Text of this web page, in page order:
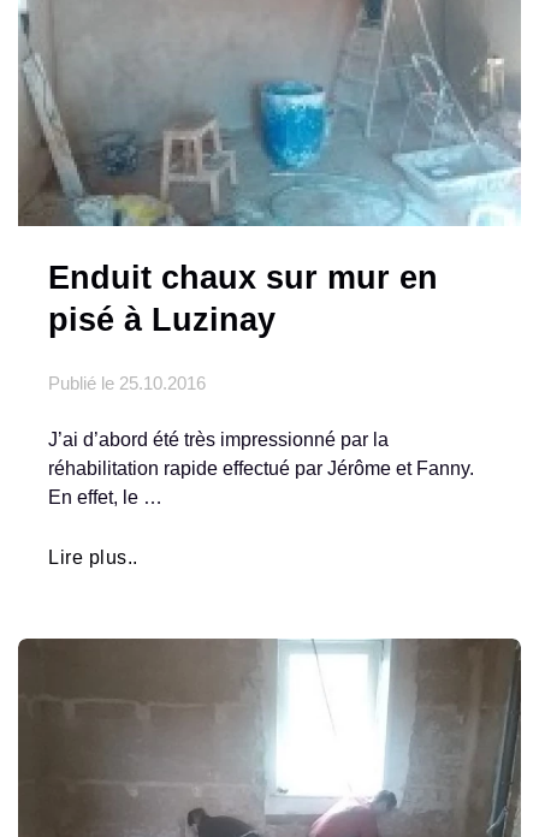
Enduit chaux sur mur en
pisé à Luzinay
Publié le 25.10.2016
J’ai d’abord été très impressionné par la
réhabilitation rapide effectué par Jérôme et Fanny.
En effet, le …
Lire plus..